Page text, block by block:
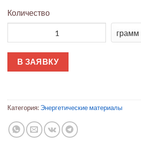
Количество
В ЗАЯВКУ
Категория: Энергетические материалы